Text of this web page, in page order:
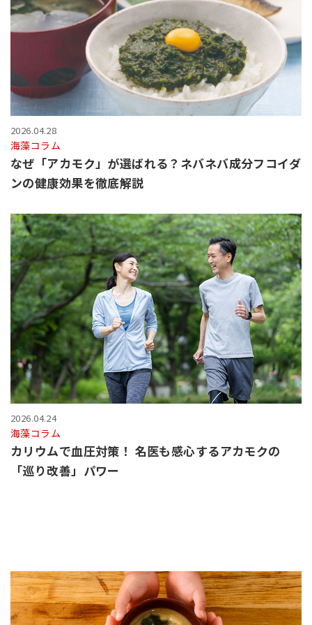
2026.04.28
海藻コラム
なぜ「アカモク」が選ばれる？ネバネバ成分フコイダ
ンの健康効果を徹底解説
2026.04.24
海藻コラム
カリウムで血圧対策！ 名医も感心するアカモクの
「巡り改善」パワー